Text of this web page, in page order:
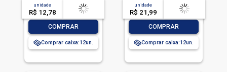
unidade
R$ 12,78
acima de
-- --,--un.
COMPRAR
Comprar caixa:12
unidade
R$ 21,99
acima de
-- --,--un.
COMPRAR
Comprar caixa:12